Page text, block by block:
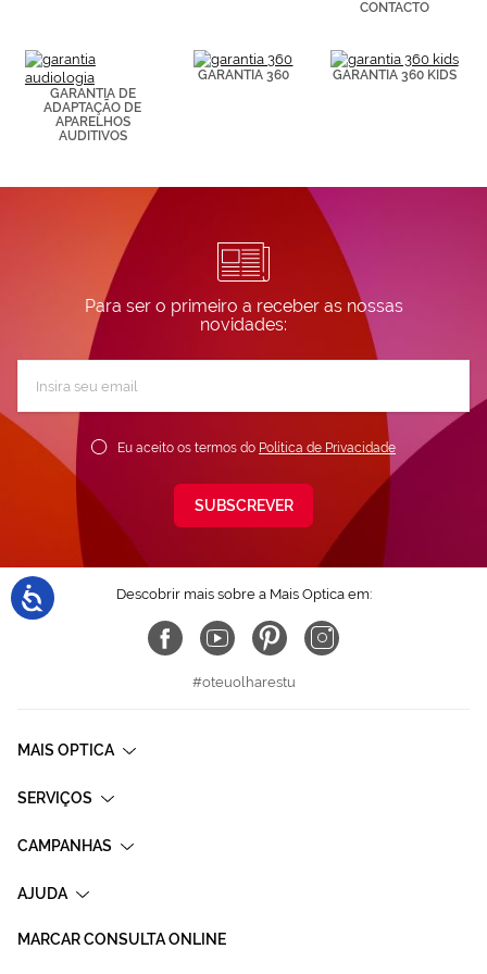
información en
nuestra
Política de
Cookies.
CONTACTO
GARANTIA DE
ADAPTAÇÃO DE
APARELHOS
AUDITIVOS
GARANTIA 360 GARANTIA 360 KIDS
Para ser o primeiro a receber as nossas
novidades:
Newsletter:
Eu aceito os termos do Política de Privacidade
SUBSCREVER
Descobrir mais sobre a Mais Optica em:
#oteuolharestu
MAIS OPTICA
SERVIÇOS
CAMPANHAS
AJUDA
MARCAR CONSULTA ONLINE